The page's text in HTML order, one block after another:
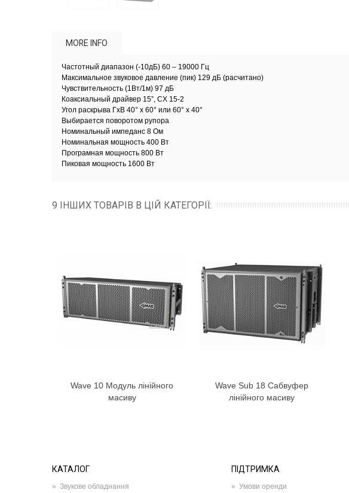
MORE INFO
Частотный диапазон (-10дБ) 60 – 19000 Гц
Максимальное звуковое давление (пик) 129 дБ (расчитано)
Чувствительность (1Вт/1м) 97 дБ
Коаксиальный драйвер 15”, CX 15-2
Угол раскрыва ГхВ 40° x 60° или 60° x 40°
Выбирается поворотом рупора
Номинальный импеданс 8 Ом
Номинальная мощность 400 Вт
Програмная мощность 800 Вт
Пиковая мощность 1600 Вт
9 ІНШИХ ТОВАРІВ В ЦІЙ КАТЕГОРІЇ:
Wave 10 Модуль лінійного
масиву
Wave Sub 18 Сабвуфер
лінійного масиву
КАТАЛОГ
» Звукове обладнання
ПІДТРИМКА
» Умови оренди